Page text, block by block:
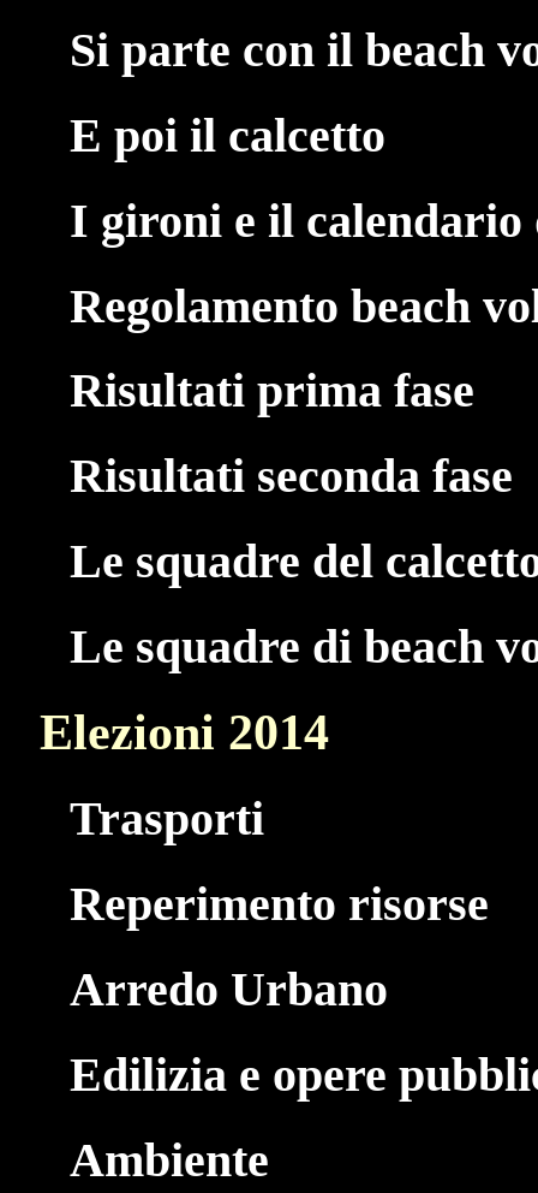
Si parte con il beach
E poi il calcetto
I gironi e il calendario
Regolamento beach
Risultati prima fase
Risultati seconda fase
Le squadre del
Le squadre di beach
Elezioni 2014
Trasporti
Reperimento risorse
Arredo Urbano
Edilizia e opere
Ambiente